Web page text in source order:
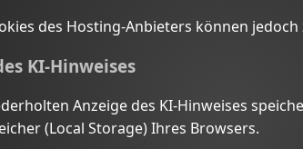
des Hosting-Anbieters können
KI-Hinweises
Anzeige des KI-Hinweises
(Local Storage) Ihres Browsers.